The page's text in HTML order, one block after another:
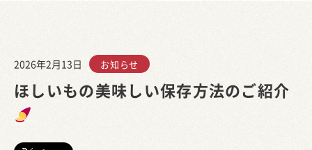
2026年2月13日 お知らせ
ほしいもの美味しい保存方法のご紹介